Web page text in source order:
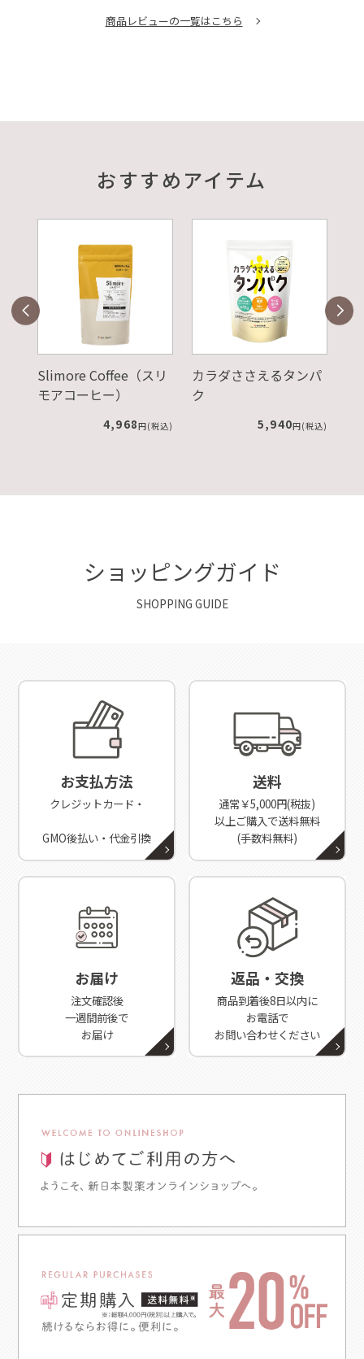
商品レビューの一覧はこちら
おすすめアイテム
Slimore Coffee（スリ
モアコーヒー）
4,968円(税込)
カラダささえるタンパ
ク
5,940円(税込)
ショッピングガイド
SHOPPING GUIDE
お支払方法
クレジットカード・
GMO後払い・代金引換
送料
通常￥5,000円(税抜)
以上ご購入で送料無料
(手数料無料)
お届け
注文確認後
一週間前後で
お届け
返品・交換
商品到着後8日以内に
お電話で
お問い合わせください